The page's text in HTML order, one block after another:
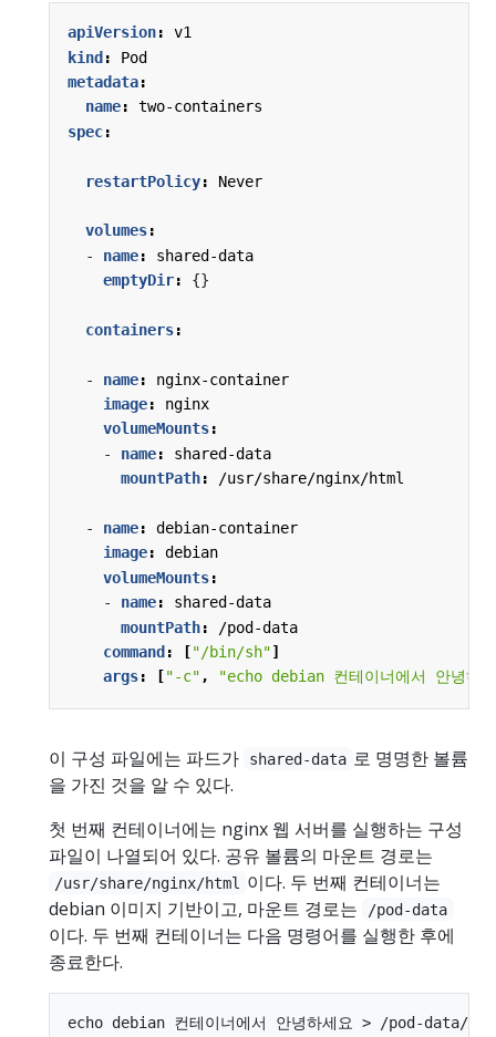
apiVersion:
v1
kind:
Pod
metadata:
name:
two-containers
spec:
restartPolicy: Never
volumes:
- name:
shared-data
emptyDir: {}
containers:
- name:
nginx-container
image:
nginx
volumeMounts:
- name:
shared-data
mountPath: /usr/share/nginx/html
- name:
debian-container
image:
debian
volumeMounts:
- name:
shared-data
mountPath:
/pod-data
command : ["/bin/sh"]
args: ["-c", "echo debian 컨테이너에서 안녕
이 구성 파일에는 파드가 shared-data 로 명명한 볼륨
을 가진 것을 알 수 있다.
첫 번째 컨테이너에는 nginx 웹 서버를 실행하는 구성
파일이 나열되어 있다. 공유 볼륨의 마운트 경로는
/usr/share/nginx/html
이다. 두 번째 컨테이너는
debian 이미지 기반이고, 마운트 경로는
/pod-data
이다. 두 번째 컨테이너는 다음 명령어를 실행한 후에
종료한다.